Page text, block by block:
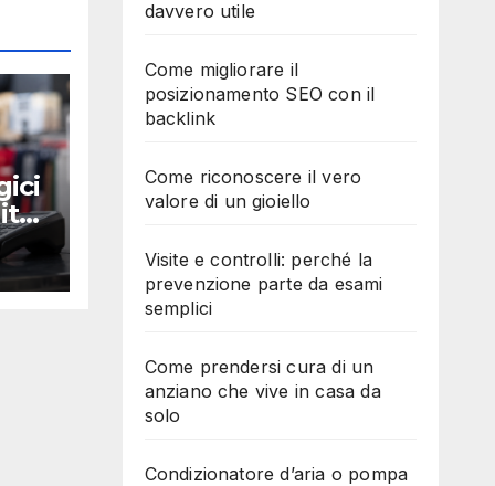
davvero utile
Come migliorare il
posizionamento SEO con il
backlink
Come riconoscere il vero
valore di un gioiello
Visite e controlli: perché la
prevenzione parte da esami
semplici
Come prendersi cura di un
anziano che vive in casa da
solo
Condizionatore d’aria o pompa